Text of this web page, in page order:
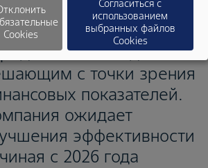
на 2024 год и
2025 год
с точки зрения
показателей.
ожидает
эффективности
с 2026 года
Cookies
Согласиться с
использованием
выбранных файлов
Cookies